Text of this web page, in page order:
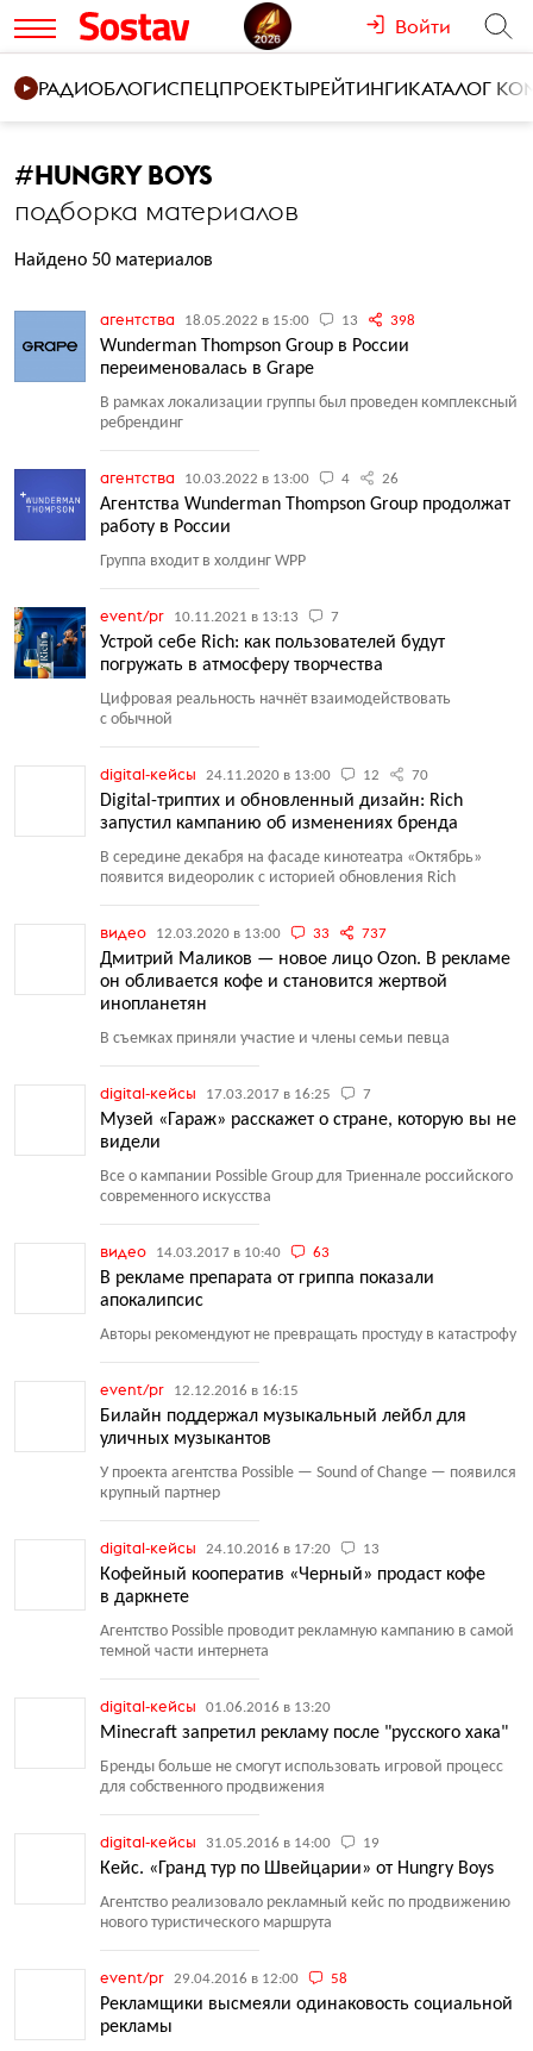
Войти
РАДИОБЛОГИСПЕЦПРОЕКТЫРЕЙТИНГИКАТАЛОГ
#HUNGRY BOYS
подборка материалов
Найдено 50 материалов
агентства 18.05.2022 в 15:00 13 398
Wunderman Thompson Group в России
переименовалась в Grape
В рамках локализации группы был проведен комплексный
ребрендинг
агентства 10.03.2022 в 13:00 4 26
Агентства Wunderman Thompson Group продолжат
работу в России
Группа входит в холдинг WPP
event/pr 10.11.2021 в 13:13 7
Устрой себе Rich: как пользователей будут
погружать в атмосферу творчества
Цифровая реальность начнёт взаимодействовать
с обычной
digital-кейсы 24.11.2020 в 13:00 12 70
Digital-триптих и обновленный дизайн: Rich
запустил кампанию об изменениях бренда
В середине декабря на фасаде кинотеатра «Октябрь»
появится видеоролик с историей обновления Rich
видео 12.03.2020 в 13:00 33 737
Дмитрий Маликов — новое лицо Ozon. В рекламе
он обливается кофе и становится жертвой
инопланетян
В съемках приняли участие и члены семьи певца
digital-кейсы 17.03.2017 в 16:25 7
Музей «Гараж» расскажет о стране, которую вы не
видели
Все о кампании Possible Group для Триеннале российского
современного искусства
видео 14.03.2017 в 10:40 63
В рекламе препарата от гриппа показали
апокалипсис
Авторы рекомендуют не превращать простуду в катастрофу
event/pr 12.12.2016 в 16:15
Билайн поддержал музыкальный лейбл для
уличных музыкантов
У проекта агентства Possible — Sound of Change — появился
крупный партнер
digital-кейсы 24.10.2016 в 17:20 13
Кофейный кооператив «Черный» продаст кофе
в даркнете
Агентство Possible проводит рекламную кампанию в самой
темной части интернета
digital-кейсы 01.06.2016 в 13:20
Minecraft запретил рекламу после "русского хака"
Бренды больше не смогут использовать игровой процесс
для собственного продвижения
digital-кейсы 31.05.2016 в 14:00 19
Кейс. «Гранд тур по Швейцарии» от Hungry Boys
Агентство реализовало рекламный кейс по продвижению
нового туристического маршрута
event/pr 29.04.2016 в 12:00 58
Рекламщики высмеяли одинаковость социальной
рекламы